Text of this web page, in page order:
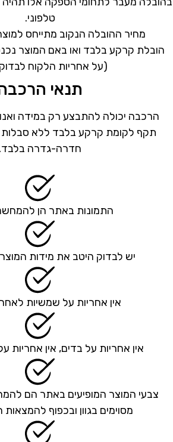
טלפוני.
מחיר ההובלה הנקוב מתייחס
הובלת קרקע בלבד ואו באם המוצר
(על אחריות הלקוח
תנאי
הרכבה יכולה להתבצע רק במידה
תקף לקומת קרקע בלבד ללא סבלות
חדרה-גדרה בלבד.
התמונות באתר הן
יש לבדוק היטב את מידות
אין אחריות על שמשיות
אין אחריות על בדים, אין אחריות
צבעי המוצר המופיעים באתר הם
מסוימים בגוון ובכפוף